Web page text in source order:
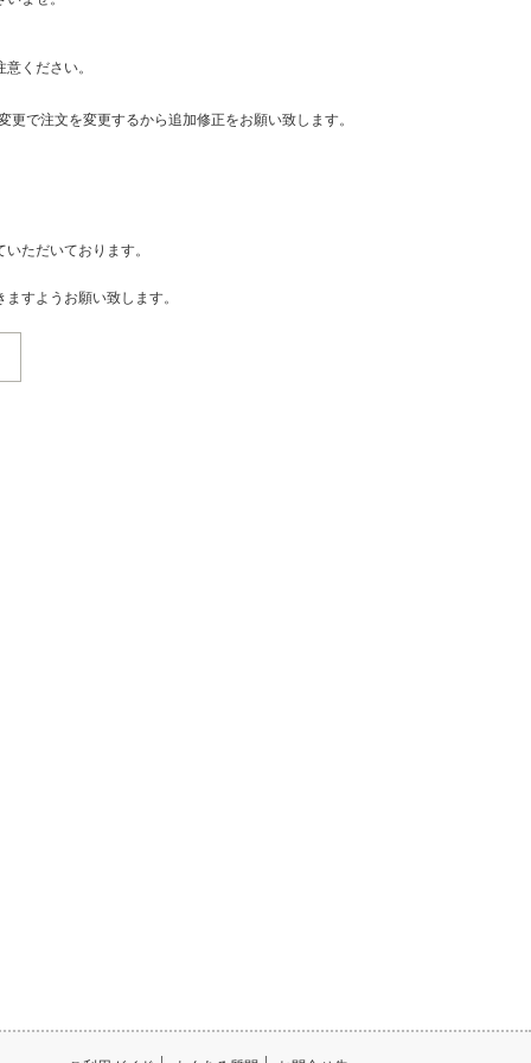
ください。
で注文を変更するから追加修正をお願い致します。
ただいております。
すようお願い致します。